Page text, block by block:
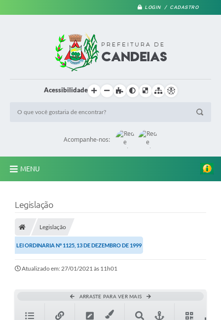
LOGIN / CADASTRO
Acessibilidade
Acompanhe-nos:
MENU
A Prefeitura
Diário Oficial
TRANSPARÊNCIA
Contato
Iluminação Pública
Legislação
Legislação
LEI ORDINARIA Nº 1125, 13 DE DEZEMBRO DE 1999
Atualizado em: 27/01/2021 às 11h01
ARRASTE PARA VER MAIS